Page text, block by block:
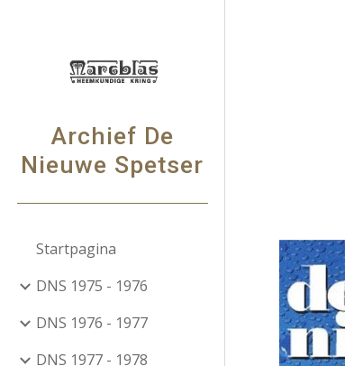
Archief De
Nieuwe Spetser
Startpagina
DNS 1975 - 1976
DNS 1976 - 1977
DNS 1977 - 1978